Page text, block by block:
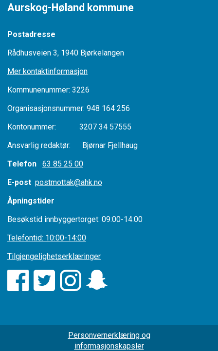
Aurskog-Høland kommune
Postadresse
Rådhusveien 3, 1940 Bjørkelangen
Mer kontaktinformasjon
Kommunenummer: 3226
Organisasjonsnummer: 948 164 256
Kontonummer: 3207 34 57555
Ansvarlig redaktør: Bjørnar Fjellhaug
Telefon 63 85 25 00
E-post postmottak@ahk.no
Åpningstider
Besøkstid innbyggertorget: 09:00-14:00
Telefontid: 10:00-14:00
Tilgjengelighetserklæringer
Personvernerklæring og
informasjonskapsler